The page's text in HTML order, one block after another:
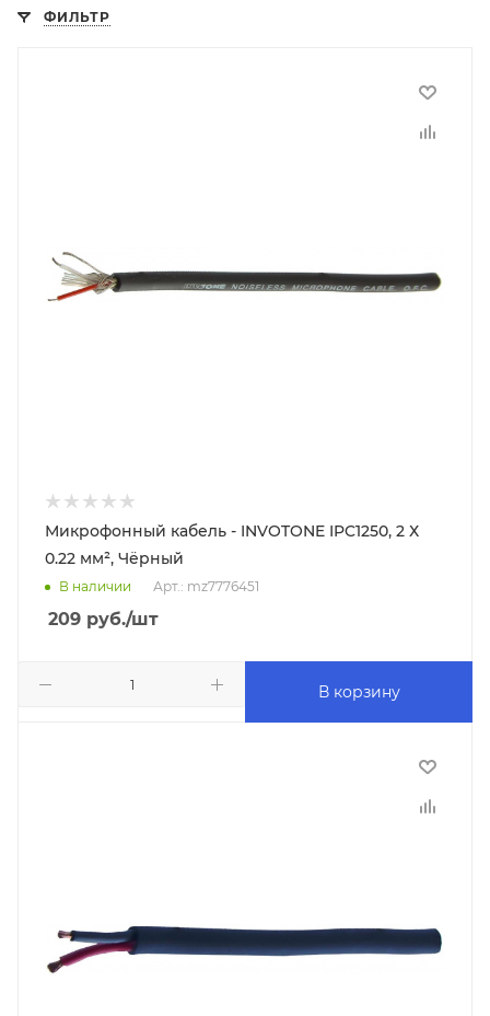
ФИЛЬТР
Микрофонный кабель - INVOTONE IPC1250, 2 Х
0.22 мм², Чёрный
В наличии Арт.: mz7776451
209 руб./шт
В корзину